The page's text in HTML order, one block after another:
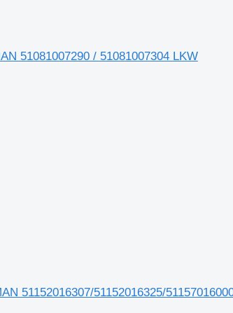
51081007290 / 51081007304 LKW
51152016307/51152016325/